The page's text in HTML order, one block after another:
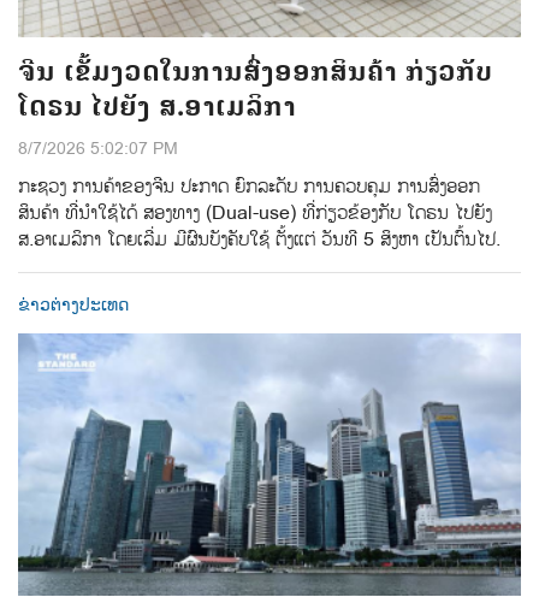
ຈີນ ເຂັ້ມງວດໃນການສົ່ງອອກສິນຄ້າ ກ່ຽວກັບ
ໂດຣນ ໄປຍັງ ສ.ອາເມລິກາ
8/7/2026 5:02:07 PM
ກະຊວງ ການຄ້າຂອງຈີນ ປະກາດ ຍົກລະດັບ ການຄວບຄຸມ ການສົ່ງອອກ
ສິນຄ້າ ທີ່ນຳໃຊ້ໄດ້ ສອງທາງ (Dual-use) ທີ່ກ່ຽວຂ້ອງກັບ ໂດຣນ ໄປຍັງ
ສ.ອາເມລິກາ ໂດຍເລີ່ມ ມີຜົນບັງຄັບໃຊ້ ຕັ້ງແຕ່ ວັນທີ 5 ສິງຫາ ເປັນຕົ້ນໄປ.
ຂ່າວຕ່າງປະເທດ